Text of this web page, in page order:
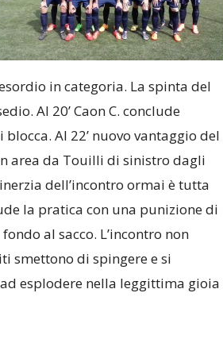
in categoria. La spinta del
Al 20’ Caon C. conclude
Al 22’ nuovo vantaggio del
area da Touilli di sinistro dagli
dell’incontro ormai è tutta
la pratica con una punizione di
al sacco. L’incontro non
smettono di spingere e si
esplodere nella leggittima gioia